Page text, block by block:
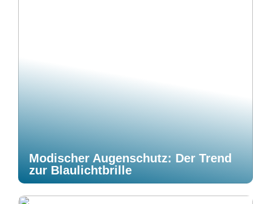
Modischer Augenschutz: Der Trend
zur Blaulichtbrille